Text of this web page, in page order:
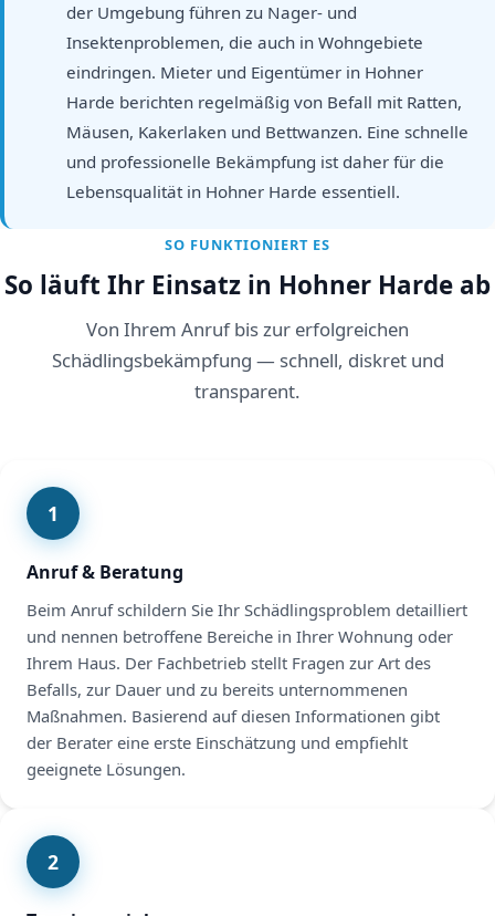
der Umgebung führen zu Nager- und
Insektenproblemen, die auch in Wohngebiete
eindringen. Mieter und Eigentümer in Hohner
Harde berichten regelmäßig von Befall mit Ratten,
Mäusen, Kakerlaken und Bettwanzen. Eine schnelle
und professionelle Bekämpfung ist daher für die
Lebensqualität in Hohner Harde essentiell.
SO FUNKTIONIERT ES
So läuft Ihr Einsatz in Hohner Harde ab
Von Ihrem Anruf bis zur erfolgreichen
Schädlingsbekämpfung — schnell, diskret und
transparent.
1
Anruf & Beratung
Beim Anruf schildern Sie Ihr Schädlingsproblem detailliert
und nennen betroffene Bereiche in Ihrer Wohnung oder
Ihrem Haus. Der Fachbetrieb stellt Fragen zur Art des
Befalls, zur Dauer und zu bereits unternommenen
Maßnahmen. Basierend auf diesen Informationen gibt
der Berater eine erste Einschätzung und empfiehlt
geeignete Lösungen.
2